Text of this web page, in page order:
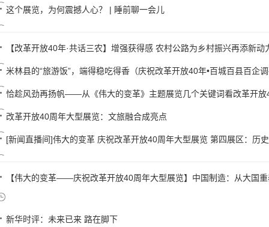
这个展览，为何震撼人心？ | 睡前聊一会儿
【改革开放40年·共话三农】增强获得感 农村公路为乡村振兴再添新动
米林县的“旅游饭”，端得稳吃得香（庆祝改革开放40年•百城百县百企
恰趁风劲再扬帆——从《伟大的变革》主题展览几个关键词看改革开放
改革开放40周年大型展览：文旅融合成亮点
[新闻直播间]伟大的变革 庆祝改革开放40周年大型展览 第四展区：历
【伟大的变革——庆祝改革开放40周年大型展览】中国制造：从大国
新华时评：未来已来 路在脚下